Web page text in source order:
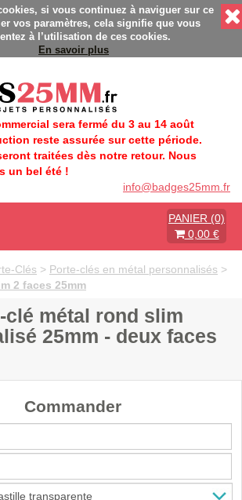
éco-responsable - Délais rapides -
si vous continuez à naviguer sur ce
vos paramètres, cela signifie que vous
à l’utilisation de ces cookies.
En savoir plus
sera fermé du 3 au 14 août
reste assurée sur cette période.
traitées dès notre retour. Nous
un bel été !
info@badges25mm.fr
PANIER (0)
0,00 €
Clés > Porte-clés en métal personnalisés >
2 faces 25mm
clé métal rond slim
25mm - deux faces
Commander